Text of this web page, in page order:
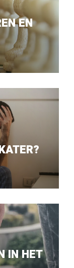
EN
IN HET